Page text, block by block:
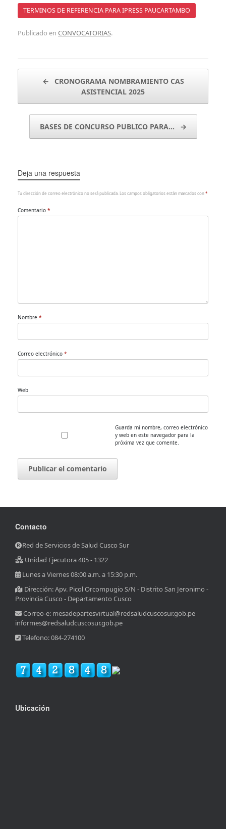
TERMINOS DE REFERENCIA PARA IPRESS PAUCARTAMBO
Publicado en CONVOCATORIAS.
Navegador de artículos
←
CRONOGRAMA NOMBRAMIENTO CAS
ASISTENCIAL 2025
BASES DE CONCURSO PUBLICO PARA… →
Deja una respuesta
Tu dirección de correo electrónico no será publicada. Los campos obligatorios están marcados con*
Comentario *
Nombre *
Correo electrónico *
Web
Guarda mi nombre, correo electrónico
y web en este navegador para la
próxima vez que comente.
Contacto
Red de Servicios de Salud Cusco Sur
Unidad Ejecutora 405 - 1322
Lunes a Viernes 08:00 a.m. a 15:30 p.m.
Dirección: Apv. Picol Orcompugio S/N - Distrito San Jeronimo -
Provincia Cusco - Departamento Cusco
Correo-e: mesadepartesvirtual@redsaludcuscosur.gob.pe
informes@redsaludcuscosur.gob.pe
Telefono: 084-274100
Ubicación